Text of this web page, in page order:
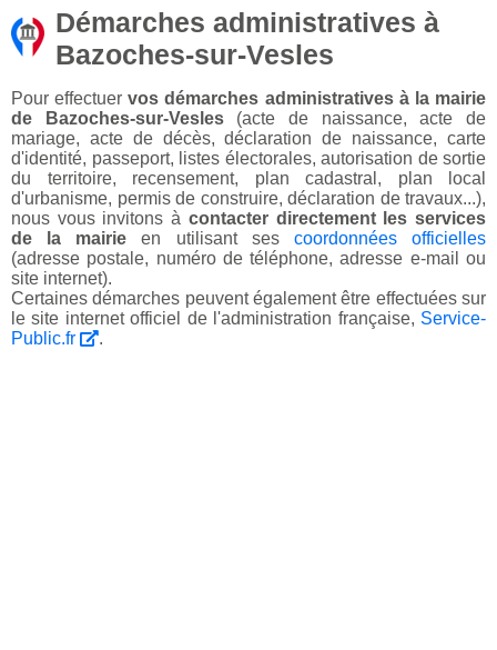
Démarches administratives à
Bazoches-sur-Vesles
Pour effectuervos démarches administratives à la mairie
de Bazoches-sur-Vesles(acte de naissance, acte de
mariage, acte de décès, déclaration de naissance, carte
d'identité, passeport, listes électorales, autorisation de sortie
du territoire, recensement, plan cadastral, plan local
d'urbanisme, permis de construire, déclaration de travaux...),
nous vous invitons à contacter directement les services
de la mairie en utilisant ses coordonnées officielles
(adresse postale, numéro de téléphone, adresse e-mail ou
site internet).
Certaines démarches peuvent également être effectuées sur
le site internet officiel de l'administration française, Service-
Public.fr
.